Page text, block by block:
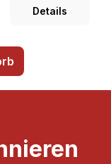
Details